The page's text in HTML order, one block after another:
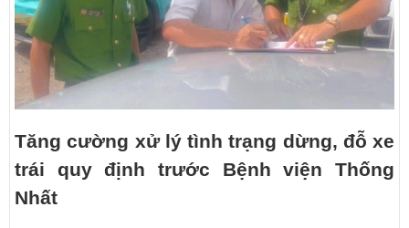
Tăng cường xử lý tình trạng dừng, đỗ xe
trái quy định trước Bệnh viện Thống
Nhất